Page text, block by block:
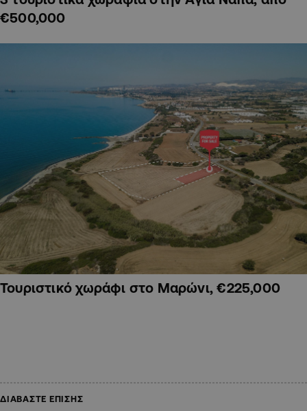
€500,000
Τουριστικό χωράφι στο Μαρώνι, €225,000
ΔΙΑΒΑΣΤΕ ΕΠΙΣΗΣ